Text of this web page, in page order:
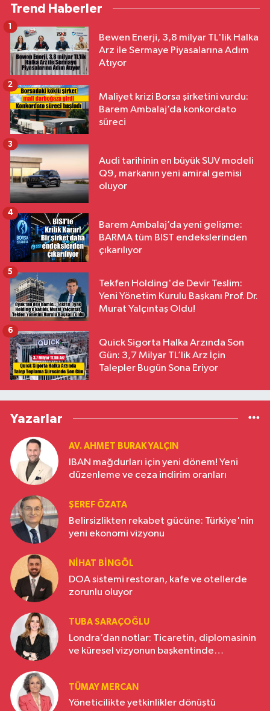
Trend Haberler
Bewen Enerji, 3,8 milyar TL'lik Halka
Arz ile Sermaye Piyasalarına Adım
Atıyor
1
Maliyet krizi Borsa şirketini vurdu:
Barem Ambalaj’da konkordato
süreci
2
Audi tarihinin en büyük SUV modeli
Q9, markanın yeni amiral gemisi
oluyor
3
Barem Ambalaj’da yeni gelişme:
BARMA tüm BIST endekslerinden
çıkarılıyor
4
Tekfen Holding'de Devir Teslim:
Yeni Yönetim Kurulu Başkanı Prof. Dr.
Murat Yalçıntaş Oldu!
5
Quick Sigorta Halka Arzında Son
Gün: 3,7 Milyar TL’lik Arz İçin
Talepler Bugün Sona Eriyor
6
Yazarlar
AV. AHMET BURAK YALÇIN
IBAN mağdurları için yeni dönem! Yeni
düzenleme ve ceza indirim oranları
ŞEREF ÖZATA
Belirsizlikten rekabet gücüne: Türkiye'nin
yeni ekonomi vizyonu
NIHAT BINGÖL
DOA sistemi restoran, kafe ve otellerde
zorunlu oluyor
TUBA SARAÇOĞLU
Londra’dan notlar: Ticaretin, diplomasinin
ve küresel vizyonun başkentinde
TÜMAY MERCAN
Yöneticilikte yetkinlikler dönüştü